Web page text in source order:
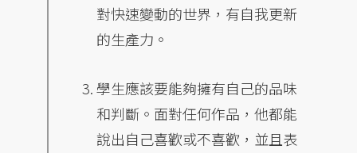
對快速變動的世界，有自我更新
的生產力。
學生應該要能夠擁有自己的品味
和判斷。面對任何作品，他都能
說出自己喜歡或不喜歡，並且表